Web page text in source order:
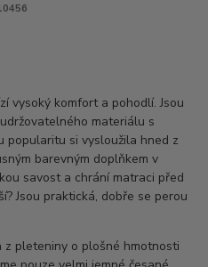
vysoký komfort a pohodlí. Jsou
materiálu s
popularitu si vysloužila hned z
barevným doplňkem v
savost a chrání matraci před
Jsou praktická, dobře se perou
pleteniny o plošné hmotnosti